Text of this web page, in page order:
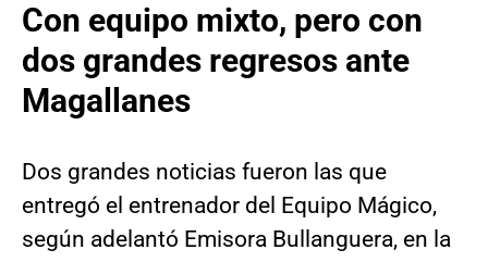
Con equipo mixto, pero con
dos grandes regresos ante
Magallanes
Dos grandes noticias fueron las que
entregó el entrenador del Equipo Mágico,
según adelantó Emisora Bullanguera, en la